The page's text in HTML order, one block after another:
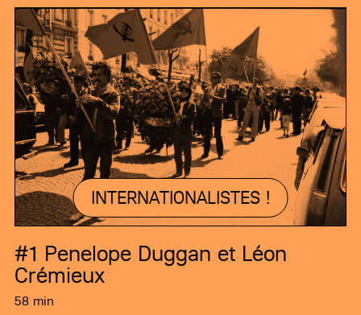
INTERNATIONALISTES !
#1 Penelope Duggan et Léon
Crémieux
58 min